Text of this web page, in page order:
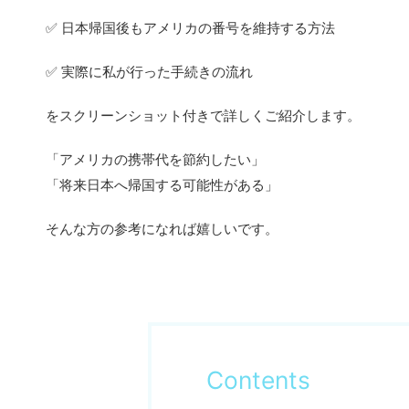
✅ 日本帰国後もアメリカの番号を維持する方法
✅ 実際に私が行った手続きの流れ
をスクリーンショット付きで詳しくご紹介します。
「アメリカの携帯代を節約したい」
「将来日本へ帰国する可能性がある」
そんな方の参考になれば嬉しいです。
Contents